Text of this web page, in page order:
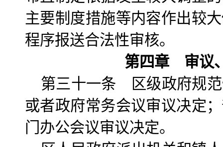
主要制度措施等内容作出较
程序报送合法性审核。
第四章 审议
第三十一条 区级政府规
或者政府常务会议审议决定
门办公会议审议决定。